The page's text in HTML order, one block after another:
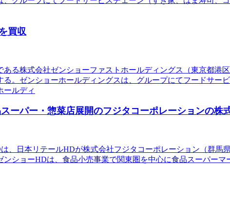
買収
る株式会社ゼンショーファストホールディングス（東京都港
。ゼンショーホールディングスは、グループにてフードサー
ールディ
ーパー・惣菜店展開のフジタコーポレーションの株
、日本リテールHDが株式会社フジタコーポレーション（群馬
ンショーHDは、食品小売事業で関東圏を中心に食品スーパー